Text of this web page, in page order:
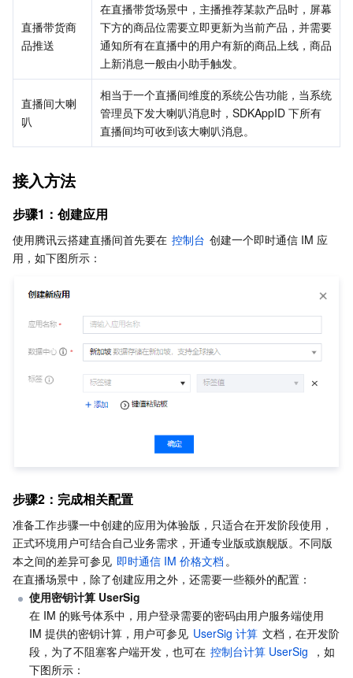
专线接入
弹性网卡
对等连接
网络流日志
Anycast 公网加速
共享带宽包
VPN 连接
私有连接
凭据管理系统
数据安全审计
文本内容安全
音频内容安全
账号风控平台
风险识别 RCE
游戏安全
渗透测试服务
云安全
Web 应用防火墙
容器安全服务
云安全中心
漏洞扫描服务
防火墙管理
移动应用安全
域名与网站
SSL 证书
私有域解析 Private DNS
移动解析 HTTPDNS
DNSPod
云解析 DNS
腾讯微卡
办公协同
腾讯电子签
腾讯会议
腾讯乐享
腾讯云企业网盘
大数据
弹性 MapReduce
Elasticsearch Service
流计算 Oceanus
数据湖计算
腾讯云数据仓库 TCHouse-P
数据开发治理平台 WeData
腾讯云 BI
多模态智能数据湖 TCLake
AI 基础产品
人脸识别
语音识别
人脸融合
AI 应用产品
腾讯云智能数智人
人脸核身
腾讯云大模型训推平台TI-ONE
腾讯大模型
大模型图像创作引擎
大模型视频创作引擎
腾讯混元生3D
腾讯混元大模型
大模型服务平台 TokenHub
消息队列 CKafka 版
消息队列 RocketMQ 版
消息队列 RabbitMQ 版
消息队列 Pulsar 版
消息队列 MQTT 版
通信服务
短信
移动推送
邮件推送
实时互动
即时通信 IM
实时音视频
实时互动-教育版
视频服务
媒体直播
媒体包装
媒体点播
直播录制
媒体处理
直播带货商
品推送
在直播带货场景中，主播推荐某款产品时，屏幕
下方的商品位需要立即更新为当前产品，并需要
通知所有在直播中的用户有新的商品上线，商品
上新消息一般由小助手触发。
直播间大喇
叭
相当于一个直播间维度的系统公告功能，当系统
管理员下发大喇叭消息时，SDKAppID 下所有
直播间均可收到该大喇叭消息。
接入方法
步骤1：创建应用
使用腾讯云搭建直播间首先要在 控制台 创建一个即时通信 IM 应
用，如下图所示：
步骤2：完成相关配置
准备工作步骤一中创建的应用为体验版，只适合在开发阶段使用，
正式环境用户可结合自己业务需求，开通专业版或旗舰版。不同版
本之间的差异可参见 即时通信 IM 价格文档 。
在直播场景中，除了创建应用之外，还需要一些额外的配置：
使用密钥计算 UserSig
在 IM 的账号体系中，用户登录需要的密码由用户服务端使用
IM 提供的密钥计算，用户可参见 UserSig 计算 文档，在开发阶
段，为了不阻塞客户端开发，也可在 控制台计算 UserSig
，如
下图所示：